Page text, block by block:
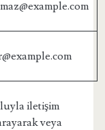
iletişim
veya